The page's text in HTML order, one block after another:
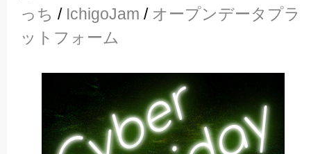
っち / IchigoJam / オープンデータプラ
ットフォーム